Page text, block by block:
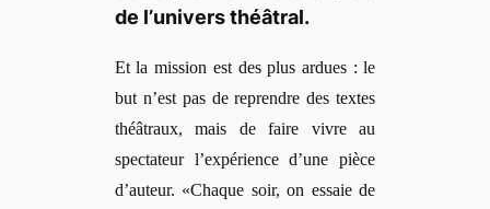
de l’univers théâtral.
Et la mission est des plus ardues : le
but n’est pas de reprendre des textes
théâtraux, mais de faire vivre au
spectateur l’expérience d’une pièce
d’auteur. «Chaque soir, on essaie de